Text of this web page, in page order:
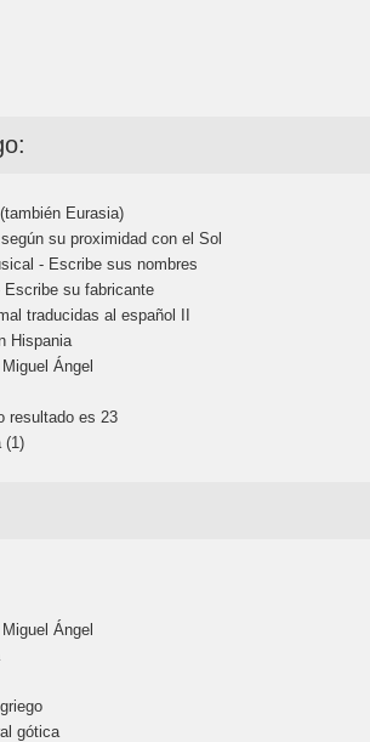
Eurasia)
su proximidad con el Sol
- Escribe sus nombres
Escribe su fabricante
traducidas al español II
Hispania
Ángel
resultado es 23
(1)
Ángel
gótica